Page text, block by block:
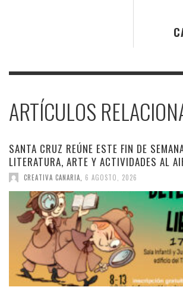
ARTÍCULOS
SANTA CRUZ REÚNE ESTE FIN DE
LITERATURA, ARTE Y ACTIVIDADES AL
CREATIVA CANARIA, 6 AGOSTO, 2026